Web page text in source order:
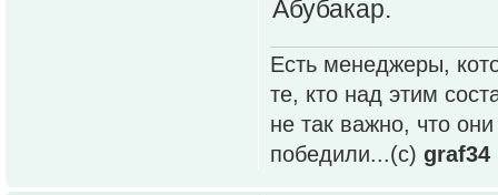
Абубакар.
Есть менеджеры,
те, кто над этим
не так важно, что
победили...(с) graf34